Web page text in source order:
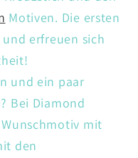
Motiven. Die ersten
erfreuen sich
und ein paar
Bei Diamond
mit
den